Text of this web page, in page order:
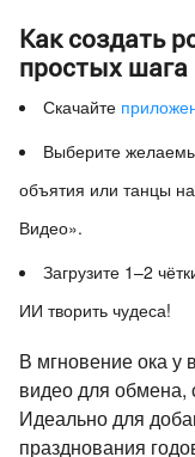
Как создать
простых шага
Скачайте
Выберите
объятия или танцы
Видео».
Загрузите 1–2
ИИ творить чудеса!
В мгновение ока у
видео для обмена,
Идеально для
празднования